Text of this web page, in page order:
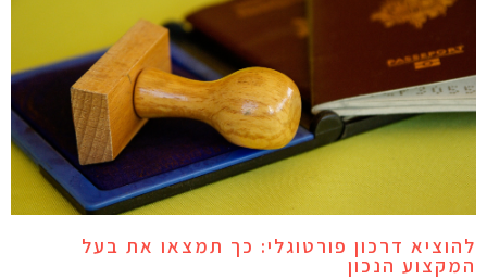
דרכון פורטוגלי: כך תמצאו את בעל
הנכון